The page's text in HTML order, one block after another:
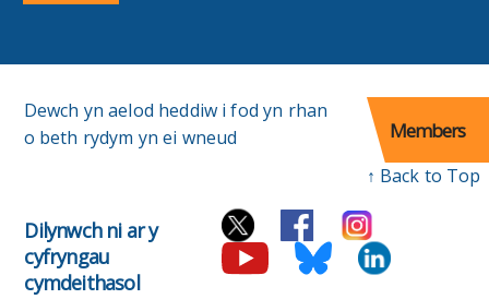
Dewch yn aelod heddiw i fod yn rhan
o beth rydym yn ei wneud
Members
↑ Back to Top
Dilynwch ni ar y
cyfryngau
cymdeithasol